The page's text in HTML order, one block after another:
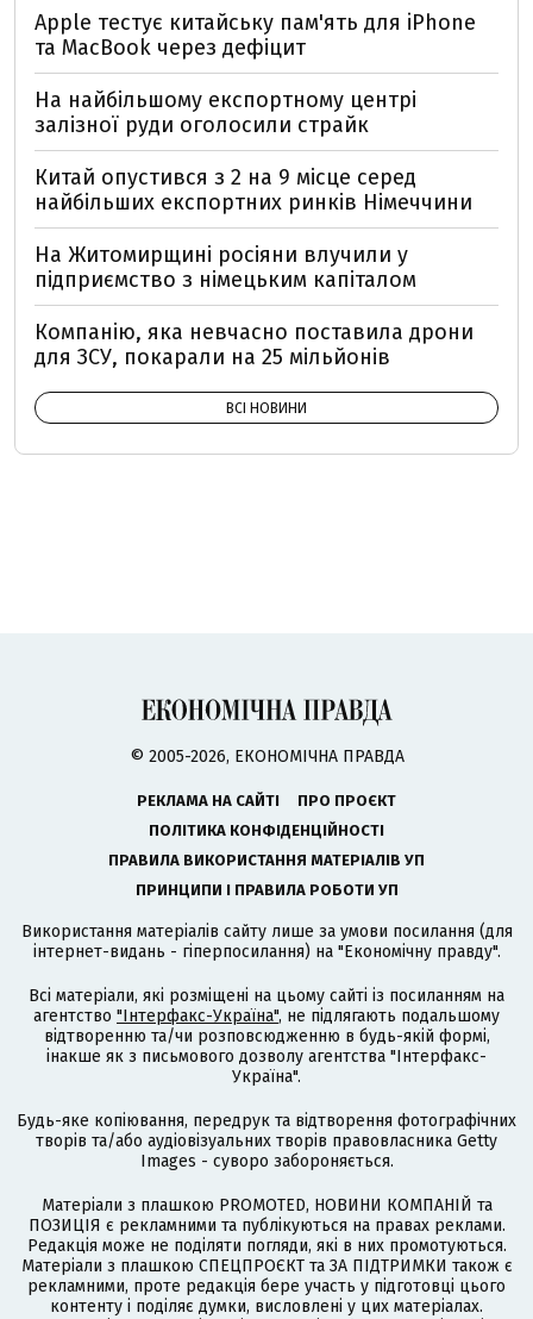
Apple тестує китайську пам'ять для iPhone
та MacBook через дефіцит
На найбільшому експортному центрі
залізної руди оголосили страйк
Китай опустився з 2 на 9 місце серед
найбільших експортних ринків Німеччини
На Житомирщині росіяни влучили у
підприємство з німецьким капіталом
Компанію, яка невчасно поставила дрони
для ЗСУ, покарали на 25 мільйонів
ВСІ НОВИНИ
© 2005-2026, ЕКОНОМІЧНА ПРАВДА
РЕКЛАМА НА САЙТІ
ПРО ПРОЄКТ
ПОЛІТИКА КОНФІДЕНЦІЙНОСТІ
ПРАВИЛА ВИКОРИСТАННЯ МАТЕРІАЛІВ УП
ПРИНЦИПИ І ПРАВИЛА РОБОТИ УП
Використання матеріалів сайту лише за умови посилання (для
інтернет-видань - гіперпосилання) на "Економічну правду".
Всі матеріали, які розміщені на цьому сайті із посиланням на
агентство "Інтерфакс-Україна", не підлягають подальшому
відтворенню та/чи розповсюдженню в будь-якій формі,
інакше як з письмового дозволу агентства "Інтерфакс-
Україна".
Будь-яке копіювання, передрук та відтворення фотографічних
творів та/або аудіовізуальних творів правовласника Getty
Images - суворо забороняється.
Матеріали з плашкою PROMOTED, НОВИНИ КОМПАНІЙ та
ПОЗИЦІЯ є рекламними та публікуються на правах реклами.
Редакція може не поділяти погляди, які в них промотуються.
Матеріали з плашкою СПЕЦПРОЄКТ та ЗА ПІДТРИМКИ також є
рекламними, проте редакція бере участь у підготовці цього
контенту і поділяє думки, висловлені у цих матеріалах.